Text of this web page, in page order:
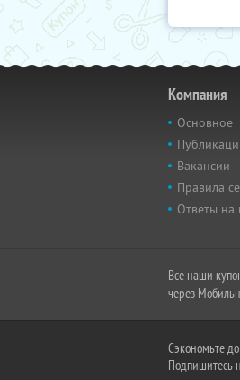
Компания
Основное
Вакансии
Правила
Ответы на
Все наши
через
Сэкономьте
Подпишитесь